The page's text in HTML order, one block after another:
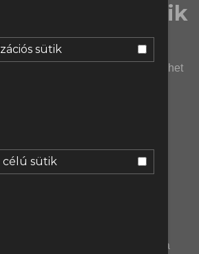
sütik
sütik
pánik
és Fabrizio Romano is elmehet
keverőnket a Relacart és az
Weeks és az olasz utánpótlás
az átigazolási ablak, és
hogy ilyentájt hozzák a klubok a